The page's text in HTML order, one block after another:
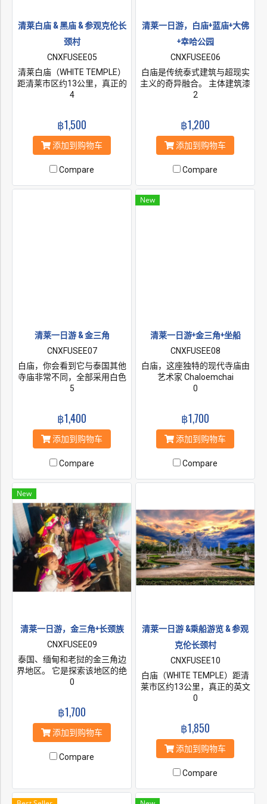
清莱白庙 & 黑庙 & 参观克伦长
颈村
CNXFUSEE05
清莱白庙（WHITE TEMPLE）
距清莱市区约13公里，真正的
英文名叫Wat Rong Khun，汉
竣工，但她已经是许多游客心
中最美丽的寺庙之一清莱白庙
纯白的屋顶，纯白的墙壁，纯
时不时反射出耀眼的银光，仿
佛一座落入凡间的琼楼玉宇，
4
฿1,500
添加到购物车
Compare
清莱一日游，白庙+蓝庙+大佛
+幸哈公园
CNXFUSEE06
白庙是传统泰式建筑与超现实
主义的奇异融合。 主体建筑漆
成白色，象征佛陀清净。
2
฿1,200
添加到购物车
Compare
清莱一日游 & 金三角
CNXFUSEE07
白庙，你会看到它与泰国其他
寺庙非常不同，全部采用白色
设计。然后就去参观金三角。
5
฿1,400
添加到购物车
Compare
New
清莱一日游+金三角+坐船
CNXFUSEE08
白庙，这座独特的现代寺庙由
艺术家 Chaloemchai
Khositphiphat 于 1998 年开始
的银色镜子。泰国，缅甸和老
挝的金三角边境地区。 它是探
索该地区的绝佳基地。 美塞是
0
฿1,700
添加到购物车
Compare
New
清莱一日游，金三角+长颈族
CNXFUSEE09
泰国、缅甸和老挝的金三角边
界地区。 它是探索该地区的绝
佳基地。 Mae Sai 是泰国最北
女部落。
0
฿1,700
添加到购物车
Compare
清莱一日游 &乘船游览 & 参观
克伦长颈村
CNXFUSEE10
白庙（WHITE TEMPLE）距清
莱市区约13公里，真正的英文
名叫Wat Rong Khun，汉语为
工，但她已经是许多游客心中
最美丽的寺庙之一清莱白庙纯
白的屋顶，纯白的墙壁，纯白
不时反射出耀眼的银光，仿佛
一座落入凡间的琼楼玉宇，让
人瞬间产生敬仰之情。庙堂前
0
฿1,850
添加到购物车
Compare